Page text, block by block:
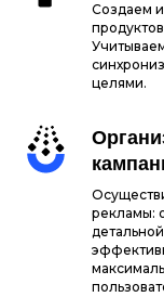
Создаем
целями.
рекламы: